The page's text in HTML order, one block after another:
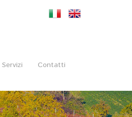
Servizi Contatti